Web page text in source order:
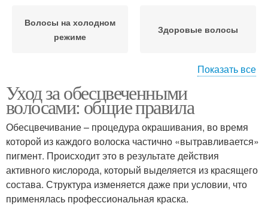
Волосы на холодном
режиме
Здоровые волосы
Уход за осветленными
волосами
Зеленые волосы
Желтоватые волосы Безжизненные волосы
Показать все
Уход за обесцвеченными
волосами: общие правила
Обесцвечивание – процедура окрашивания, во время
которой из каждого волоска частично «вытравливается»
пигмент. Происходит это в результате действия
активного кислорода, который выделяется из красящего
состава. Структура изменяется даже при условии, что
применялась профессиональная краска.